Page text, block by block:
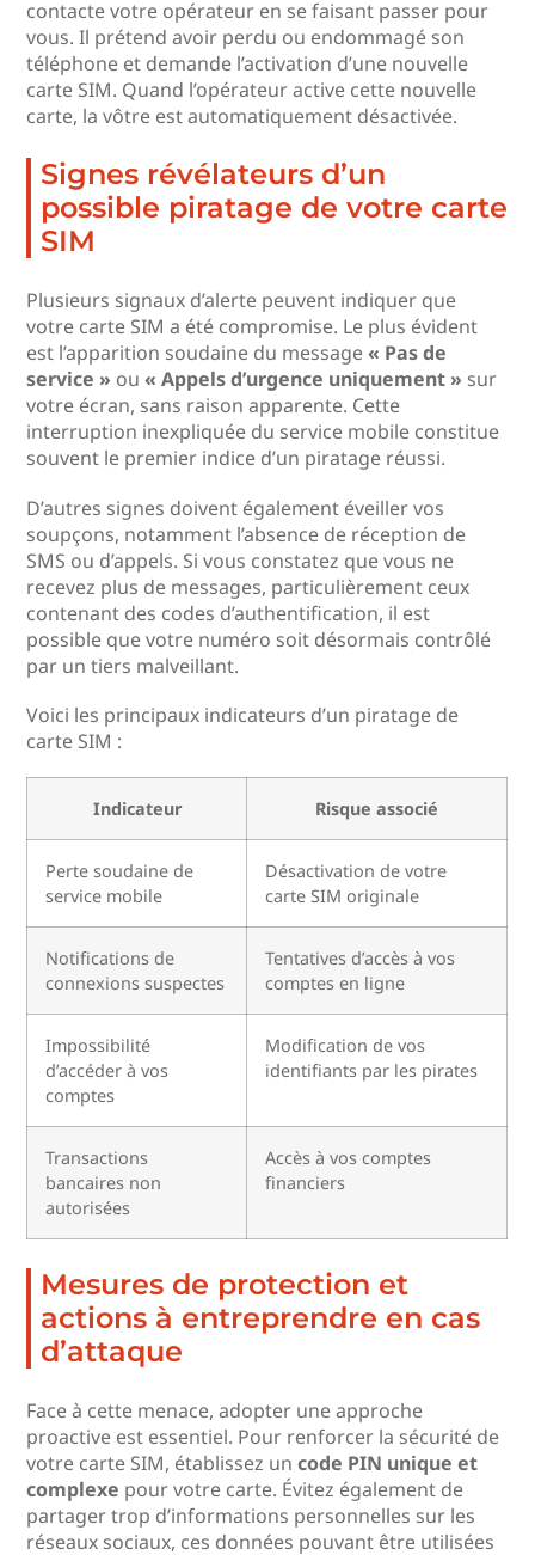
contacte votre opérateur en se faisant passer pour
vous. Il prétend avoir perdu ou endommagé son
téléphone et demande l’activation d’une nouvelle
carte SIM. Quand l’opérateur active cette nouvelle
carte, la vôtre est automatiquement désactivée.
Signes révélateurs d’un
possible piratage de votre carte
SIM
Plusieurs signaux d’alerte peuvent indiquer que
votre carte SIM a été compromise. Le plus évident
est l’apparition soudaine du message« Pas de
service » ou« Appels d’urgence uniquement » sur
votre écran, sans raison apparente. Cette
interruption inexpliquée du service mobile constitue
souvent le premier indice d’un piratage réussi.
D’autres signes doivent également éveiller vos
soupçons, notamment l’absence de réception de
SMS ou d’appels. Si vous constatez que vous ne
recevez plus de messages, particulièrement ceux
contenant des codes d’authentification, il est
possible que votre numéro soit désormais contrôlé
par un tiers malveillant.
Voici les principaux indicateurs d’un piratage de
carte SIM :
Indicateur Risque associé
Perte soudaine de
service mobile
Désactivation de votre
carte SIM originale
Notifications de
connexions suspectes
Tentatives d’accès à vos
comptes en ligne
Impossibilité
d’accéder à vos
comptes
Modification de vos
identifiants par les pirates
Transactions
bancaires non
autorisées
Accès à vos comptes
financiers
Mesures de protection et
actions à entreprendre en cas
d’attaque
Face à cette menace, adopter une approche
proactive est essentiel. Pour renforcer la sécurité de
votre carte SIM, établissez uncode PIN unique et
complexe pour votre carte. Évitez également de
partager trop d’informations personnelles sur les
réseaux sociaux, ces données pouvant être utilisées